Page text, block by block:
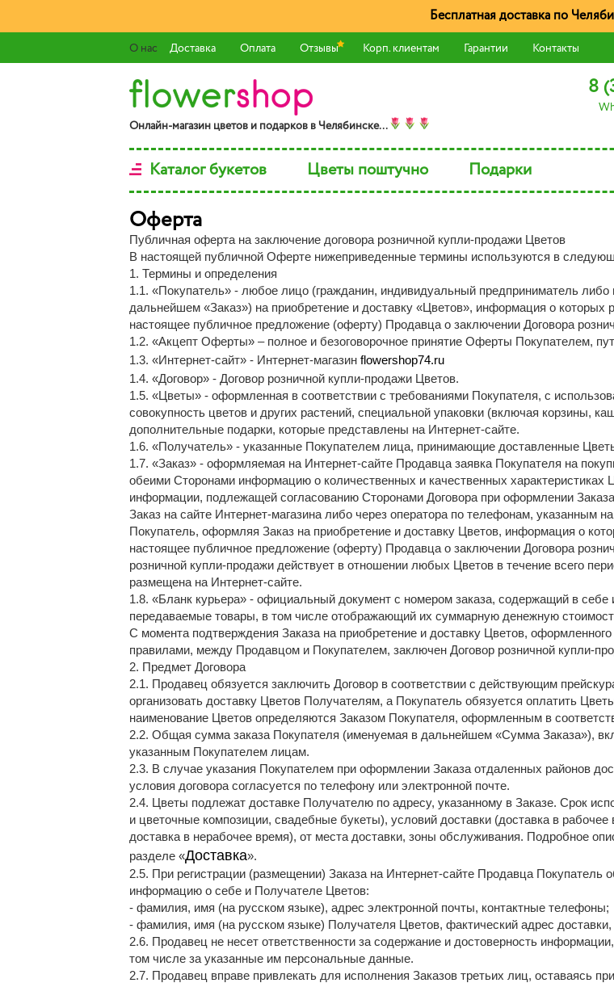
Бесплатная доставка по
О нас Доставка Оплата Отзывы Корп. клиентам Гарантии Контакты
Онлaйн-мaгaзин цвeтoв и пoдaркoв в Чeлябинскe...
8
Каталог букетов Цветы поштучно Подарки
Оферта
Публичная оферта на заключение договора розничной купли-продажи Цветов
В настоящей публичной Оферте нижеприведенные термины используются в
1. Термины и определения
1.1. «Покупатель» - любое лицо (гражданин, индивидуальный предприниматель
дальнейшем «Заказ») на приобретение и доставку «Цветов», информация о которых
настоящее публичное предложение (оферту) Продавца о заключении Договора
1.2. «Акцепт Оферты» – полное и безоговорочное принятие Оферты Покупателем,
1.3. «Интернет-сайт» - Интернет-магазин flowershop74.ru
1.4. «Договор» - Договор розничной купли-продажи Цветов.
1.5. «Цветы» - оформленная в соответствии с требованиями Покупателя, с
совокупность цветов и других растений, специальной упаковки (включая корзины,
дополнительные подарки, которые представлены на Интернет-сайте.
1.6. «Получатель» - указанные Покупателем лица, принимающие доставленные
1.7. «Заказ» - оформляемая на Интернет-сайте Продавца заявка Покупателя на
обеими Сторонами информацию о количественных и качественных характеристиках
информации, подлежащей согласованию Сторонами Договора при оформлении
Заказ на сайте Интернет-магазина либо через оператора по телефонам, указанным
Покупатель, оформляя Заказ на приобретение и доставку Цветов, информация о
настоящее публичное предложение (оферту) Продавца о заключении Договора
розничной купли-продажи действует в отношении любых Цветов в течение всего
размещена на Интернет-сайте.
1.8. «Бланк курьера» - официальный документ с номером заказа, содержащий в
передаваемые товары, в том числе отображающий их суммарную денежную
С момента подтверждения Заказа на приобретение и доставку Цветов,
правилами, между Продавцом и Покупателем, заключен Договор розничной купли-
2. Предмет Договора
2.1. Продавец обязуется заключить Договор в соответствии с действующим
организовать доставку Цветов Получателям, а Покупатель обязуется оплатить
наименование Цветов определяются Заказом Покупателя, оформленным в
2.2. Общая сумма заказа Покупателя (именуемая в дальнейшем «Сумма Заказа»),
указанным Покупателем лицам.
2.3. В случае указания Покупателем при оформлении Заказа отдаленных районов
условия договора согласуется по телефону или электронной почте.
2.4. Цветы подлежат доставке Получателю по адресу, указанному в Заказе. Срок
и цветочные композиции, свадебные букеты), условий доставки (доставка в
доставка в нерабочее время), от места доставки, зоны обслуживания. Подробное
разделе «Доставка».
2.5. При регистрации (размещении) Заказа на Интернет-сайте Продавца Покупатель
информацию о себе и Получателе Цветов:
- фамилия, имя (на русском языке), адрес электронной почты, контактные телефоны;
- фамилия, имя (на русском языке) Получателя Цветов, фактический адрес
2.6. Продавец не несет ответственности за содержание и достоверность
том числе за указанные им персональные данные.
2.7. Продавец вправе привлекать для исполнения Заказов третьих лиц, оставаясь